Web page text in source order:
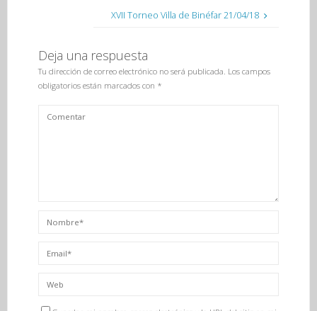
XVII Torneo Villa de Binéfar 21/04/18
Deja una respuesta
Tu dirección de correo electrónico no será publicada. Los campos
obligatorios están marcados con *